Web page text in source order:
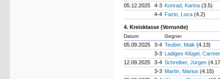
05.12.2025
4-3 Konrad, Karina (3.5)
4-4 Fazio, Luca (4.2)
4. Kreisklasse (Vorrunde)
Datum Gegner
05.09.2025 3-4 Teuber, Maik (4.13)
3-3 Ladiges-Klügel,
12.09.2025
3-4 Schreiber, Jürgen
3-3 Martin, Marius (4.15)